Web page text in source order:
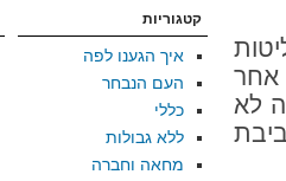
אחר
לא
קטגוריות
איך הגענו לפה
העם הנבחר
כללי
ללא גבולות
מחאה וחברה